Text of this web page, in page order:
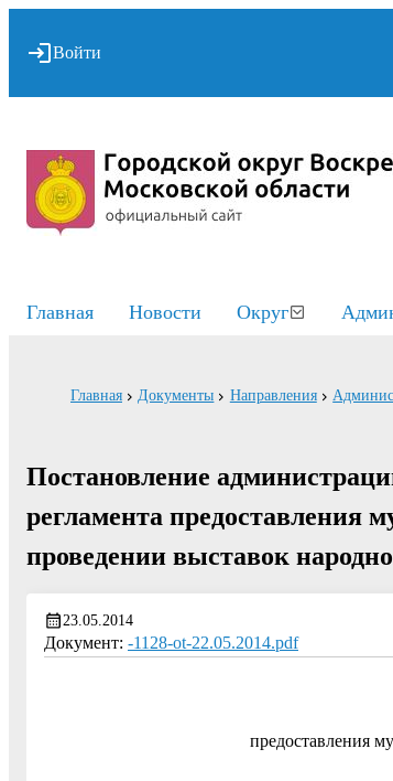
Войти
Главная Новости Округ
Главная Документы Направления
Постановление
регламента предоставления
проведении выставок
23.05.2014
Документ: -1128-ot-22.05.2014.pdf
предоставления